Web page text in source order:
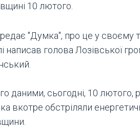
10 лютого.
"Думка", про це у своєму
написав голова Лозівської
даними, сьогодні, 10 лютого,
вкотре обстріляли